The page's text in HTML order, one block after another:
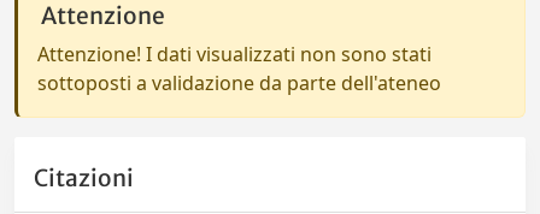
Attenzione
Attenzione! I dati visualizzati non sono stati
sottoposti a validazione da parte dell'ateneo
Citazioni